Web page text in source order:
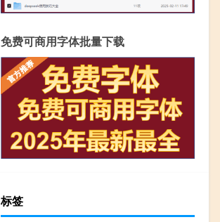
免费可商用字体批量下载
标签